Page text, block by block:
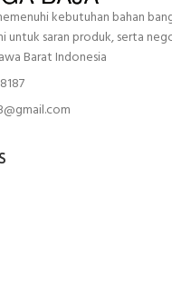
kebutuhan bahan
untuk saran produk, serta
Barat Indonesia